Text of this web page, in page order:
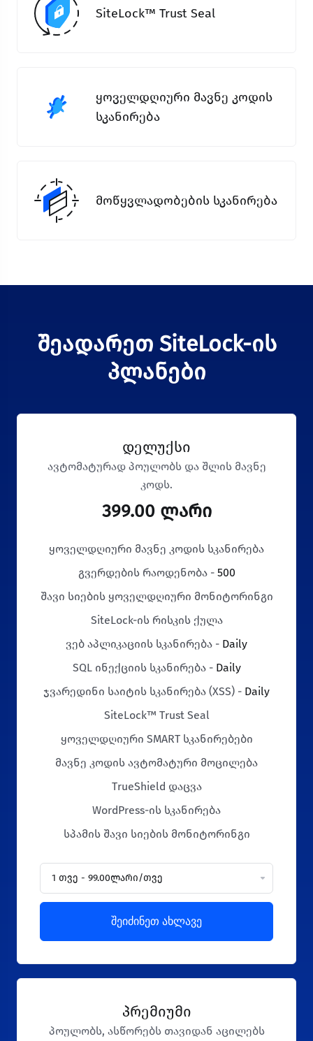
SiteLock™ Trust Seal
ყოველდღიური მავნე კოდის
სკანირება
მოწყვლადობების სკანირება
Შეადარეთ SiteLock-Ის
Პლანები
დელუქსი
ავტომატურად პოულობს და შლის მავნე
კოდს.
399.00 ლარი
ყოველდღიური მავნე კოდის სკანირება
გვერდების რაოდენობა - 500
შავი სიების ყოველდღიური მონიტორინგი
SiteLock-ის რისკის ქულა
ვებ აპლიკაციის სკანირება - Daily
SQL ინექციის სკანირება - Daily
ჯვარედინი საიტის სკანირება (XSS) - Daily
SiteLock™ Trust Seal
ყოველდღიური SMART სკანირებები
მავნე კოდის ავტომატური მოცილება
TrueShield დაცვა
WordPress-ის სკანირება
სპამის შავი სიების მონიტორინგი
შეიძინეთ ახლავე
პრემიუმი
პოულობს, ასწორებს თავიდან აცილებს